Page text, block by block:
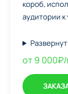
короб,
аудитории к
от 9